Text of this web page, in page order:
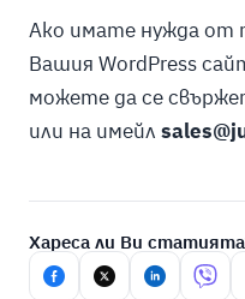
Ако имате нужда от
Вашия WordPress
можете да се
или на имейл
Хареса ли Ви